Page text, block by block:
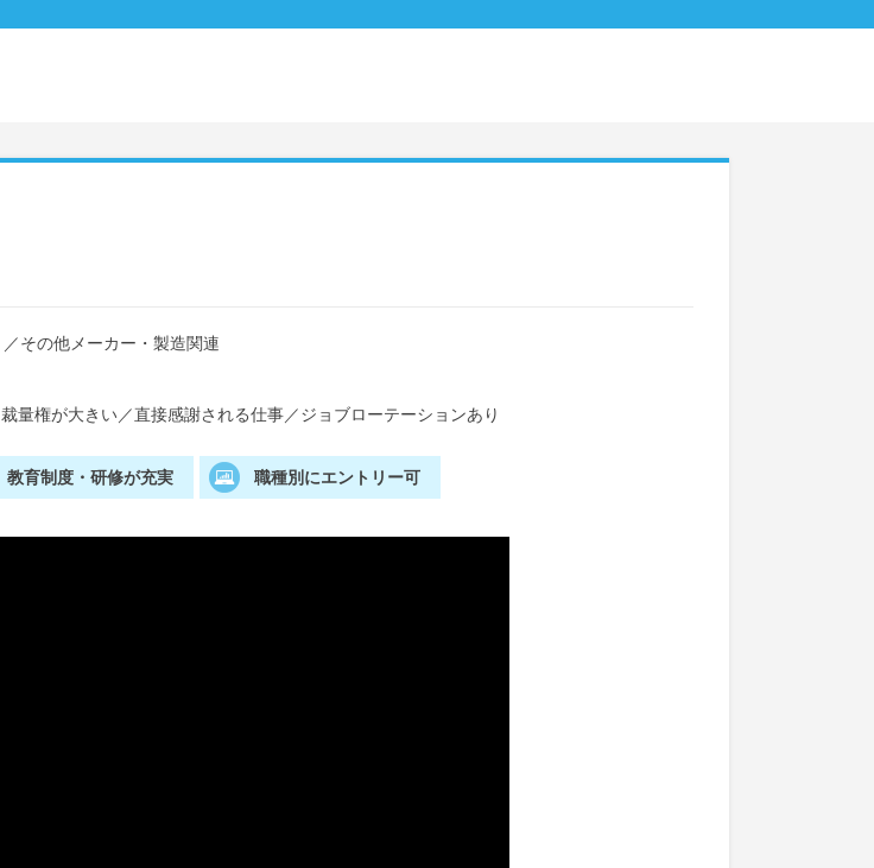
／その他メーカー・製造関連
裁量権が大きい／直接感謝される仕事／ジョブローテーションあり
教育制度・研修が充実 職種別にエントリー可